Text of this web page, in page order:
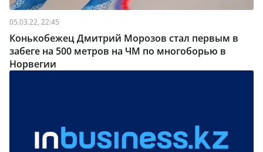
05.03.22, 22:45
Конькобежец Дмитрий Морозов стал первым в
забеге на 500 метров на ЧМ по многоборью в
Норвегии